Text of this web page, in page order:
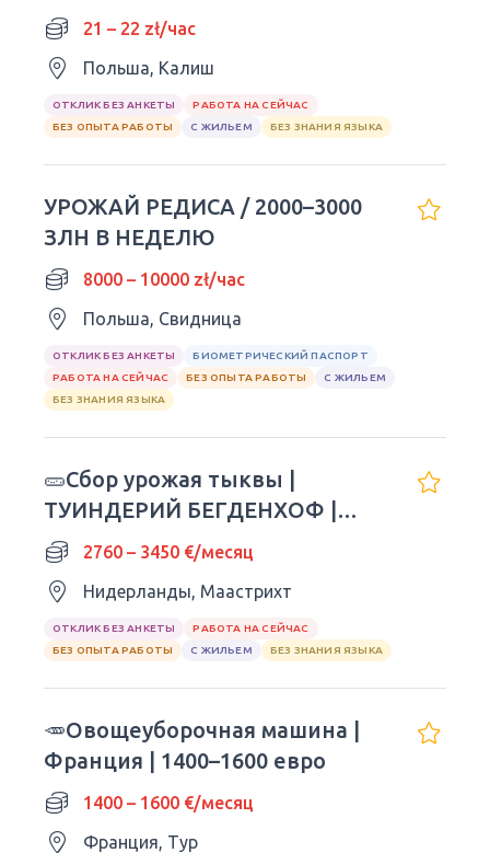
21 – 22 zł/час
Польша, Калиш
ОТКЛИК БЕЗ АНКЕТЫ
РАБОТА НА СЕЙЧАС
БЕЗ ОПЫТА РАБОТЫ
С ЖИЛЬЕМ БЕЗ ЗНАНИЯ ЯЗЫКА
УРОЖАЙ РЕДИСА / 2000–3000
ЗЛН В НЕДЕЛЮ
8000 – 10000 zł/час
Польша, Свидница
ОТКЛИК БЕЗ АНКЕТЫ
БИОМЕТРИЧЕСКИЙ ПАСПОРТ
РАБОТА НА СЕЙЧАС
БЕЗ ОПЫТА РАБОТЫ
С ЖИЛЬЕМ
БЕЗ ЗНАНИЯ ЯЗЫКА
🥒Сбор урожая тыквы |
ТУИНДЕРИЙ БЕГДЕНХОФ |
Сезон 2026 г.
2760 – 3450 €/месяц
Нидерланды, Маастрихт
ОТКЛИК БЕЗ АНКЕТЫ
РАБОТА НА СЕЙЧАС
БЕЗ ОПЫТА РАБОТЫ
С ЖИЛЬЕМ БЕЗ ЗНАНИЯ ЯЗЫКА
🥕Овощеуборочная машина |
Франция | 1400–1600 евро
1400 – 1600 €/месяц
Франция, Тур